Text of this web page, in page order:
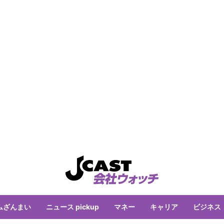
ざんまい ニュース pickup マネー キャリア ビジネス